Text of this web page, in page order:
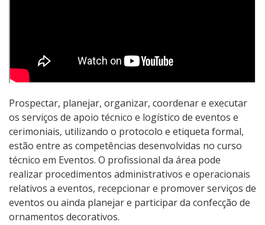
Resultados
Como posso estudar no IFSC?
Calendário de inscrições
Processos Seletivos
Cotas
Prospectar, planejar, organizar, coordenar e executar
os serviços de apoio técnico e logístico de eventos e
cerimoniais, utilizando o protocolo e etiqueta formal,
estão entre as competências desenvolvidas no curso
técnico em Eventos. O profissional da área pode
realizar procedimentos administrativos e operacionais
relativos a eventos, recepcionar e promover serviços de
eventos ou ainda planejar e participar da confecção de
ornamentos decorativos.